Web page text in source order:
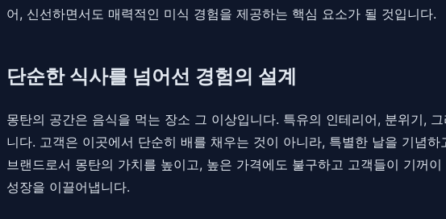
어, 신선하면서도 매력적인 미식 경험을 제공하는 핵심 요소가 될 것입니다.
단순한 식사를 넘어선 경험의 설계
몽탄의 공간은 음식을 먹는 장소 그 이상입니다. 특유의 인테리어, 분위기,
니다. 고객은 이곳에서 단순히 배를 채우는 것이 아니라, 특별한 날을 기념
브랜드로서 몽탄의 가치를 높이고, 높은 가격에도 불구하고 고객들이 기꺼
성장을 이끌어냅니다.